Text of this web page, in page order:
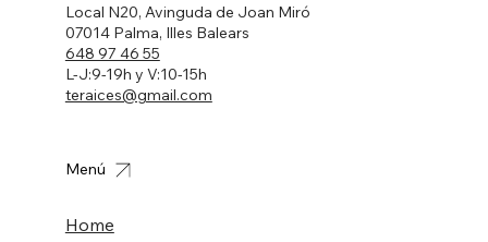
Local N20, Avinguda de Joan Miró
07014 Palma, Illes Balears
648 97 46 55
L-J:9-19h y V:10-15h
teraices@gmail.com
Home
Menú